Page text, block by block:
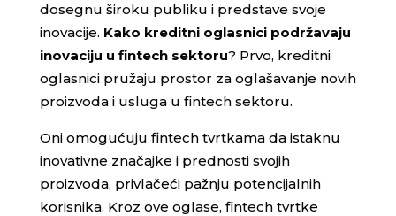
dosegnu široku publiku i predstave svoje
inovacije. Kako kreditni oglasnici podržavaju
inovaciju u fintech sektoru? Prvo, kreditni
oglasnici pružaju prostor za oglašavanje novih
proizvoda i usluga u fintech sektoru.
Oni omogućuju fintech tvrtkama da istaknu
inovativne značajke i prednosti svojih
proizvoda, privlačeći pažnju potencijalnih
korisnika. Kroz ove oglase, fintech tvrtke